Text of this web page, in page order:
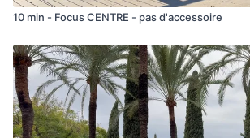
10 min - Focus CENTRE - pas d'accessoire